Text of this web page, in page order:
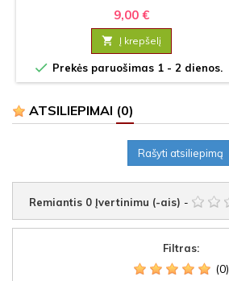
9,00 €
 Į krepšelį
 Prekės paruošimas 1 - 2 dienos.
ATSILIEPIMAI (0)
Rašyti atsiliepimą
Remiantis 0 Įvertinimu (-ais) -
Filtras:
(0)